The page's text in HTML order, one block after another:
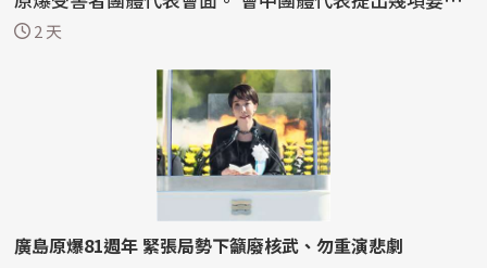
求，...
2 天
廣島原爆81週年 緊張局勢下籲廢核武、勿重演悲劇